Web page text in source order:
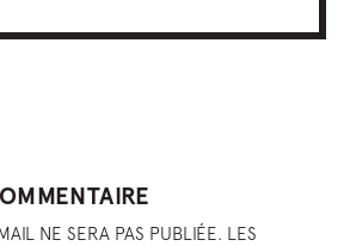
NE SERA PAS PUBLIÉE. LES